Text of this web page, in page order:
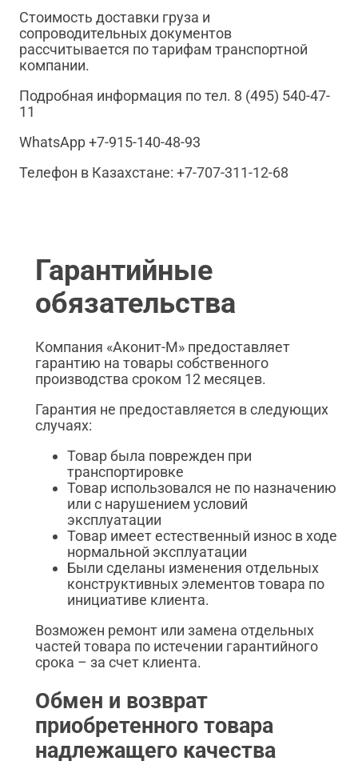
Стоимость доставки груза и
сопроводительных документов
рассчитывается по тарифам транспортной
компании.
Подробная информация по тел. 8 (495) 540-47-
11
WhatsApp +7-915-140-48-93
Телефон в Казахстане: +7-707-311-12-68
Гарантийные
обязательства
Компания «Аконит-М» предоставляет
гарантию на товары собственного
производства сроком 12 месяцев.
Гарантия не предоставляется в следующих
случаях:
Товар была поврежден при
транспортировке
Товар использовался не по назначению
или с нарушением условий
эксплуатации
Товар имеет естественный износ в ходе
нормальной эксплуатации
Были сделаны изменения отдельных
конструктивных элементов товара по
инициативе клиента.
Возможен ремонт или замена отдельных
частей товара по истечении гарантийного
срока – за счет клиента.
Обмен и возврат
приобретенного товара
надлежащего качества